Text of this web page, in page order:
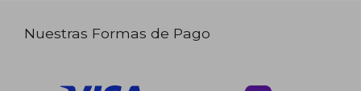
Nuestras Formas de Pago